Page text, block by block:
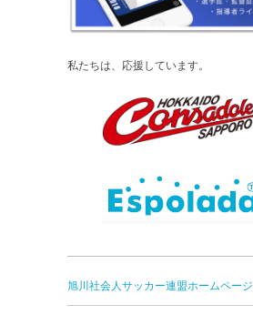
私たちは、応援しています。
旭川社会人サッカー連盟ホームページ